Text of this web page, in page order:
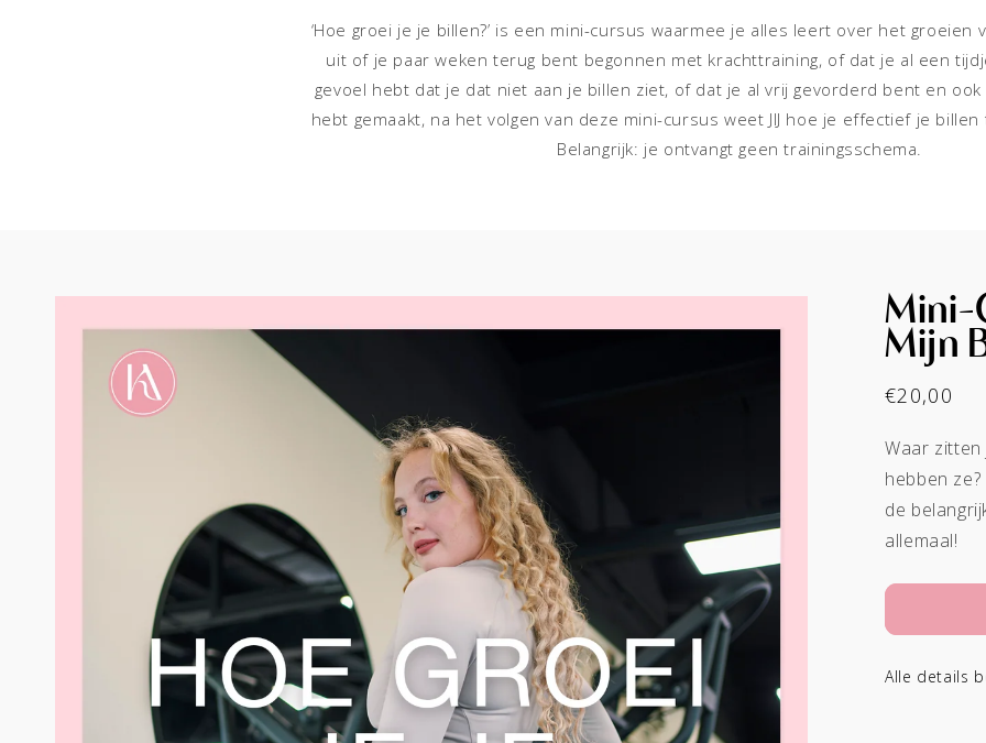
‘Hoe groei je je billen?’ is een mini-cursus waarmee je alles leert over het groeien
uit of je paar weken terug bent begonnen met krachttraining, of dat je al een
gevoel hebt dat je dat niet aan je billen ziet, of dat je al vrij gevorderd bent en ook
hebt gemaakt, na het volgen van deze mini-cursus weet JIJ hoe je effectief je
Belangrijk: je ontvangt geen trainingsschema.
productinformatie
Mini-
Mijn
Normale
€20,00
Waar zitten
hebben
de
allemaal!
Alle details